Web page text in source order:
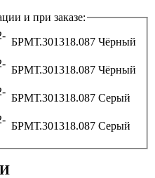
и при заказе:
БРМТ.301318.087 Чёрный
БРМТ.301318.087 Чёрный
БРМТ.301318.087 Серый
БРМТ.301318.087 Серый